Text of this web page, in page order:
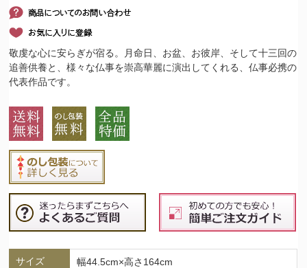
敬虔な心に安らぎが宿る。月命日、お盆、お彼岸、そして十三回の
追善供養と、様々な仏事を崇高華麗に演出してくれる、仏事必携の
代表作品です。
サイズ 幅44.5cm×高さ164cm